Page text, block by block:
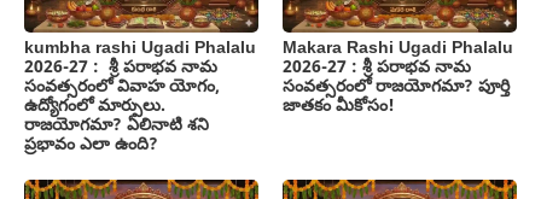
kumbha rashi Ugadi Phalalu
2026-27 : శ్రీ పరాభవ నామ
సంవత్సరంలో వివాహ యోగం,
ఉద్యోగంలో మార్పులు.
రాజయోగమా? ఏలినాటి శని
ప్రభావం ఎలా ఉంది?
Makara Rashi Ugadi Phalalu
2026-27 : శ్రీ పరాభవ నామ
సంవత్సరంలో రాజయోగమా? పూర్తి
జాతకం మీకోసం!